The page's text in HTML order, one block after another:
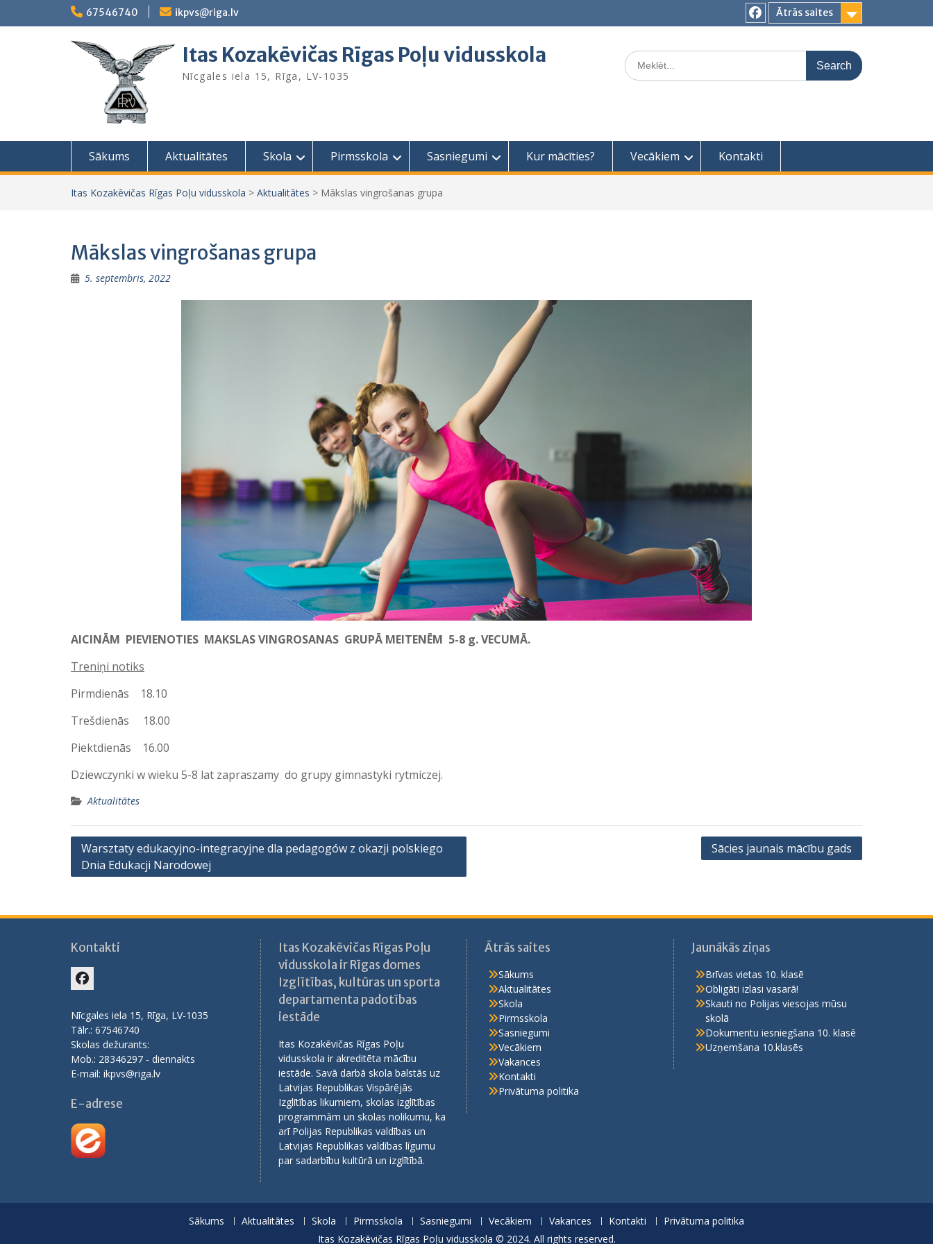
67546740 ikpvs@riga.lv
Ātrās saites
Facebook
Itas Kozakēvičas Rīgas Poļu vidusskola
Nīcgales iela 15, Rīga, LV-1035
Search
for:
Sākums Aktualitātes Skola Pirmsskola Sasniegumi Kur mācīties? Vecākiem Kontakti
Itas Kozakēvičas Rīgas Poļu vidusskola > Aktualitātes > Mākslas vingrošanas grupa
Mākslas vingrošanas grupa
5. septembris, 2022
AICINĀM PIEVIENOTIES MAKSLAS VINGROSANAS GRUPĀ MEITENĒM 5-8 g. VECUMĀ.
Treniņi notiks
Pirmdienās 18.10
Trešdienās 18.00
Piektdienās 16.00
Dziewczynki w wieku 5-8 lat zapraszamy do grupy gimnastyki rytmiczej.
Aktualitātes
Ziņu
izvēlne
Warsztaty edukacyjno-integracyjne dla pedagogów z okazji polskiego
Dnia Edukacji Narodowej
Sācies jaunais mācību gads
Kontakti
Nīcgales iela 15, Rīga, LV-1035
Tālr.: 67546740
Skolas dežurants:
Mob.: 28346297 - diennakts
E-mail: ikpvs@riga.lv
E-adrese
Itas Kozakēvičas Rīgas Poļu
vidusskola ir Rīgas domes
Izglītības, kultūras un sporta
departamenta padotības
iestāde
Itas Kozakēvičas Rīgas Poļu
vidusskola ir akreditēta mācību
iestāde. Savā darbā skola balstās uz
Latvijas Republikas Vispārējās
Izglītības likumiem, skolas izglītības
programmām un skolas nolikumu, ka
arī Polijas Republikas valdības un
Latvijas Republikas valdības līgumu
par sadarbību kultūrā un izglītībā.
Ātrās saites
Sākums
Aktualitātes
Skola
Pirmsskola
Sasniegumi
Vecākiem
Vakances
Kontakti
Privātuma politika
Jaunākās ziņas
Brīvas vietas 10. klasē
Obligāti izlasi vasarā!
Skauti no Polijas viesojas mūsu
skolā
Dokumentu iesniegšana 10. klasē
Uzņemšana 10.klasēs
Sākums Aktualitātes Skola Pirmsskola Sasniegumi Vecākiem Vakances Kontakti
Privātuma politika
Itas Kozakēvičas Rīgas Poļu vidusskola © 2024. All rights reserved.